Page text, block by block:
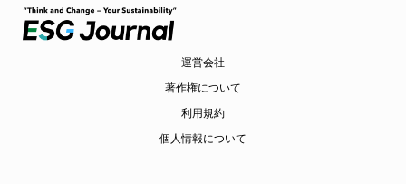
運営会社
著作権について
利用規約
個人情報について